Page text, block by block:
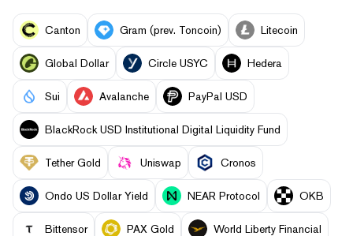
Canton Gram (prev. Toncoin) Litecoin
Global Dollar Circle USYC Hedera
Sui Avalanche PayPal USD
BlackRock USD Institutional Digital Liquidity Fund
Tether Gold Uniswap Cronos
Ondo US Dollar Yield NEAR Protocol OKB
Bittensor PAX Gold World Liberty Financial